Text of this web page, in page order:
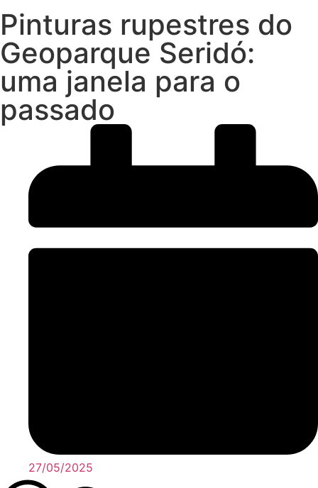
Pinturas rupestres do
Geoparque Seridó:
uma janela para o
passado
27/05/2025